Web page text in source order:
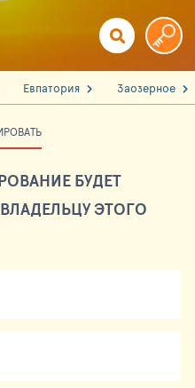
Евпатория Заозерное
БУДЕТ
ЭТОГО